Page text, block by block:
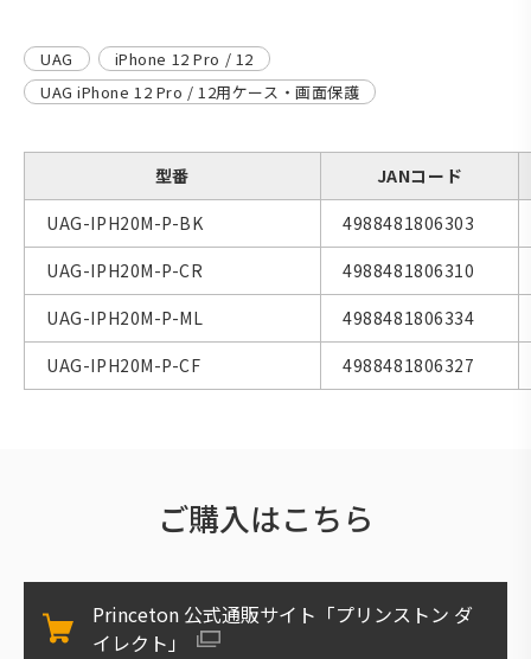
UAG
iPhone 12 Pro / 12
UAG iPhone 12 Pro / 12用ケース・画面保護
型番
JANコード
UAG-IPH20M-P-BK
4988481806303
UAG-IPH20M-P-CR
4988481806310
UAG-IPH20M-P-ML
4988481806334
UAG-IPH20M-P-CF
4988481806327
ご購入はこちら
Princeton 公式通販サイト「プリンストン ダ
イレクト」